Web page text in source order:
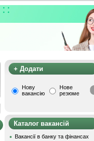
+ Додати
Нову
вакансію
Нове
резюме
Каталог вакансій
Вакансії в банку та фінансах